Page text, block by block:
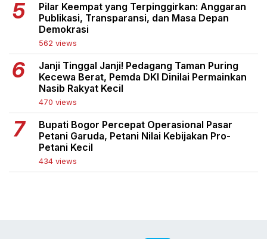
Pilar Keempat yang Terpinggirkan: Anggaran
Publikasi, Transparansi, dan Masa Depan
Demokrasi
562 views
Janji Tinggal Janji! Pedagang Taman Puring
Kecewa Berat, Pemda DKI Dinilai Permainkan
Nasib Rakyat Kecil
470 views
Bupati Bogor Percepat Operasional Pasar
Petani Garuda, Petani Nilai Kebijakan Pro-
Petani Kecil
434 views